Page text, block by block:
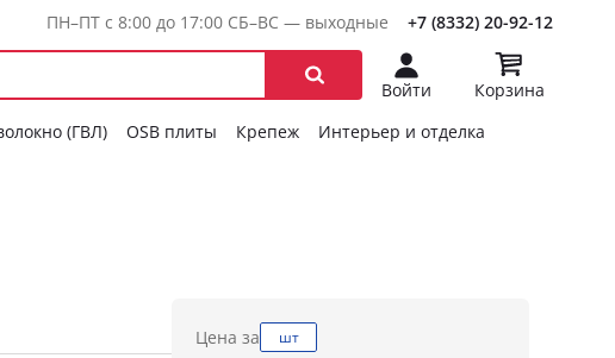
ПН–ПТ с 8:00 до 17:00 СБ–ВС — выходные +7 (8332) 20-92-12
Войти
Корзина
(ГВЛ) OSB плиты Крепеж Интерьер и отделка
Цена за шт